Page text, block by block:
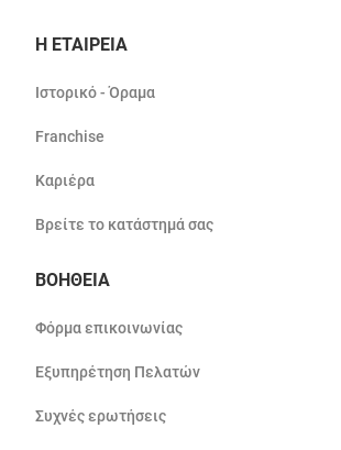
Η ΕΤΑΙΡΕΙΑ
Ιστορικό - Όραμα
Franchise
Καριέρα
Βρείτε το κατάστημά σας
ΒΟΗΘΕΙΑ
Φόρμα επικοινωνίας
Εξυπηρέτηση Πελατών
Συχνές ερωτήσεις